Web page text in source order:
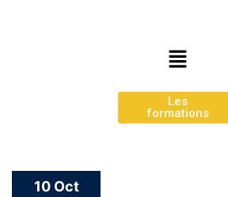
Les
formations
10 Oct